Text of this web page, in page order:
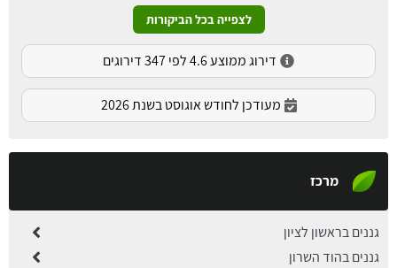
לצפייה בכל הביקורות
דירוג ממוצע 4.6 לפי 347 דירוגים
מעודכן לחודש אוגוסט בשנת 2026
מרכז
גננים בראשון לציון
גננים בהוד השרון